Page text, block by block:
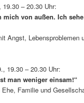
19.30 – 20.30 Uhr:
mich von außen. Ich
Angst, Lebensproblemen
19.30 – 20.30 Uhr:
man weniger einsam!“
Ehe, Familie und